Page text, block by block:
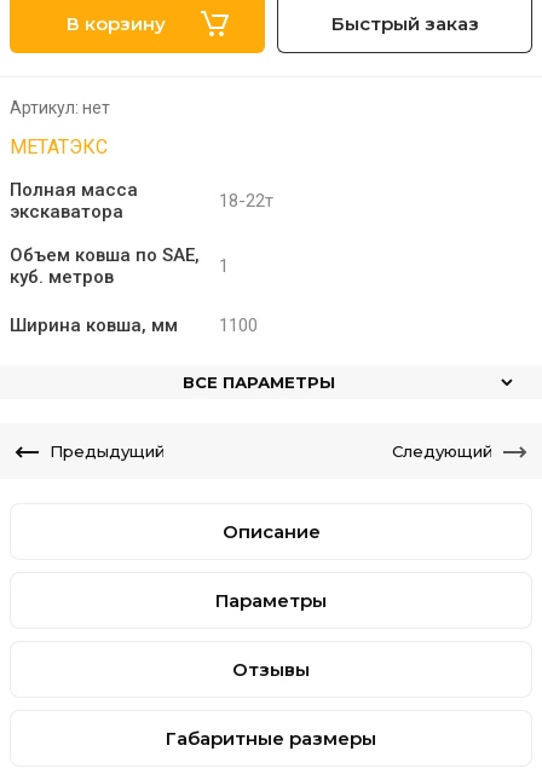
В корзину Быстрый заказ
Артикул: нет
МЕТАТЭКС
Полная масса
экскаватора
18-22т
Объем ковша по SAE,
куб. метров
1
Ширина ковша, мм 1100
ВСЕ ПАРАМЕТРЫ
Предыдущий Следующий
Описание
Параметры
Отзывы
Габаритные размеры